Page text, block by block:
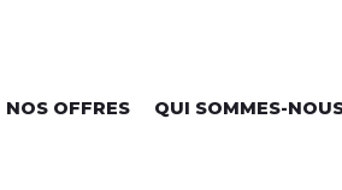
NOS OFFRES QUI SOMMES-